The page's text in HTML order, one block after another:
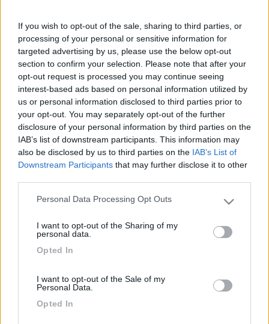
If you wish to opt-out of the sale, sharing to third parties, or
processing of your personal or sensitive information for
targeted advertising by us, please use the below opt-out
section to confirm your selection. Please note that after your
opt-out request is processed you may continue seeing
interest-based ads based on personal information utilized by
us or personal information disclosed to third parties prior to
your opt-out. You may separately opt-out of the further
disclosure of your personal information by third parties on the
IAB’s list of downstream participants. This information may
also be disclosed by us to third parties on the IAB’s List of
Downstream Participants that may further disclose it to other
Please note that this website/app uses one or more Google
not limited to your visit or usage behaviour. You may click to
use your data for below specified purposes in below Google
Personal Data Processing Opt Outs
I want to opt-out of the Sharing of my
personal data.
Opted In
I want to opt-out of the Sale of my
Personal Data.
Opted In
riattacco il negativo della BM (mi è capitato di doverlo fare per
altri lavori) non sento il classico ticchettio dei relè al momento
del riattacco. Qualcuno sa spiegarmi per favore il perchè?
Grazie a tutti e buona giornata
Peppone64
186
Inserito il15/07/2009 alle:20:54:38
Nessuno che sa dirmi qualcosina? Ciao.
masivo
Inserito il 15/07/2009
23:03:45
Forse non hai staccato la BM dall' autoradio. IVO
Peppone64
186
15/07/2009 23:03:45 (Visualizza messaggio in nuova